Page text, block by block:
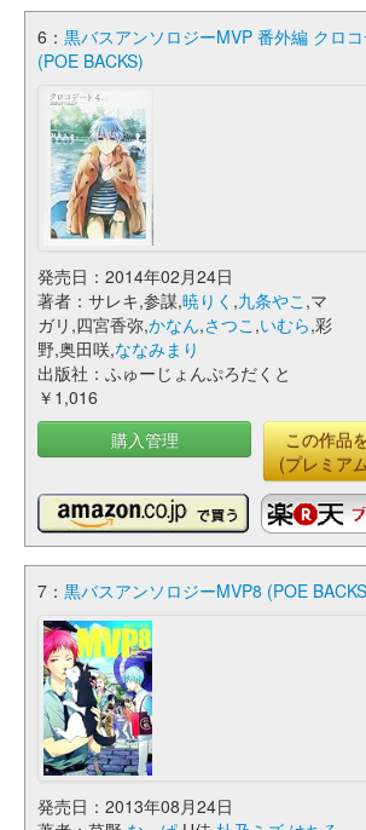
6： 黒バスアンソロジーMVP 番外編 クロ
(POE BACKS)
発売日：2014年02月24日
著者：サレキ,参謀,暁りく ,九条やこ ,マ
ガリ,四宮香弥,かなん,さつこ ,いむら,彩
野,奥田咲,ななみまり
出版社：ふゅーじょんぷろだくと
￥1,016
購入管理
この作品
(プレミア
7： 黒バスアンソロジーMVP8 (POE
発売日：2013年08月24日